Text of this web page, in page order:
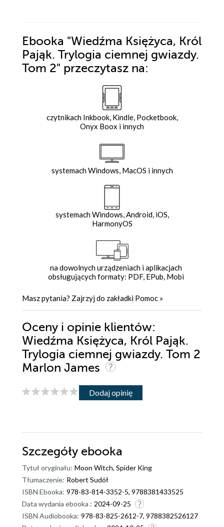
Ebooka "Wiedźma Księżyca, Król
Pająk. Trylogia ciemnej gwiazdy.
Tom 2" przeczytasz na:
czytnikach Inkbook, Kindle, Pocketbook,
Onyx Boox i innych
systemach Windows, MacOS i innych
systemach Windows, Android, iOS,
HarmonyOS
na dowolnych urządzeniach i aplikacjach
obsługujących formaty: PDF, EPub, Mobi
Masz pytania? Zajrzyj do zakładki Pomoc »
Oceny i opinie klientów:
Wiedźma Księżyca, Król Pająk.
Trylogia ciemnej gwiazdy. Tom 2
Marlon James
Dodaj opinię
Szczegóły ebooka
Tytuł oryginału: Moon Witch, Spider King
Tłumaczenie: Robert Sudół
ISBN Ebooka: 978-83-814-3352-5, 9788381433525
Data wydania ebooka : 2024-09-25
ISBN Audiobooka: 978-83-825-2612-7, 9788382526127